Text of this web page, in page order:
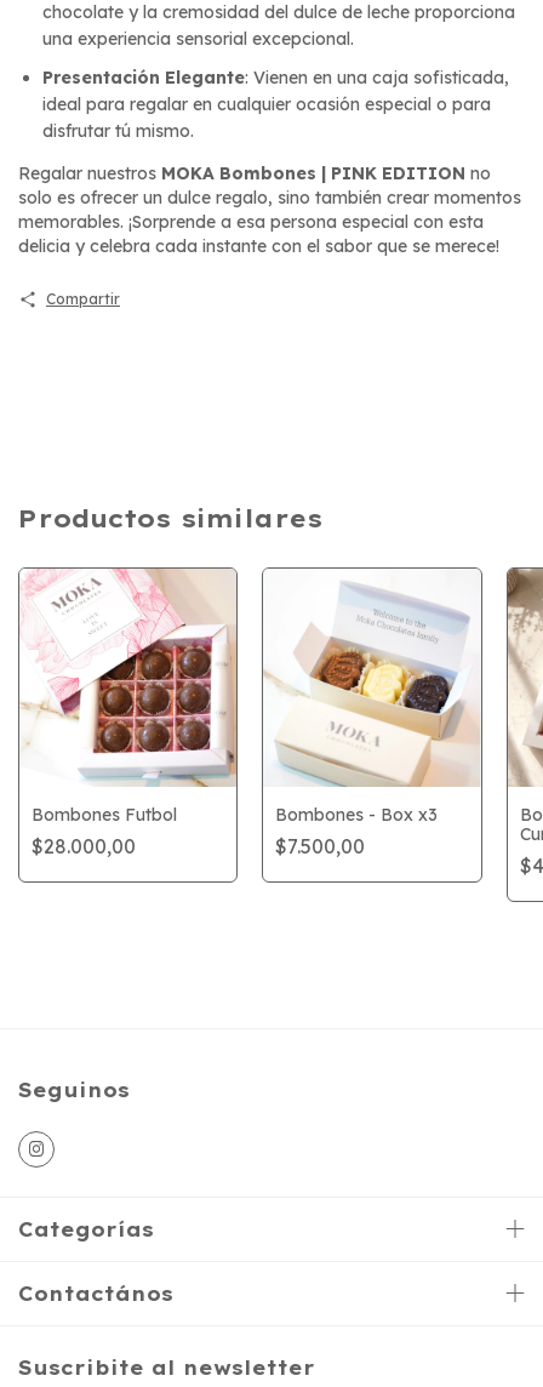
chocolate y la cremosidad del dulce de leche proporciona
una experiencia sensorial excepcional.
Presentación Elegante: Vienen en una caja sofisticada,
ideal para regalar en cualquier ocasión especial o para
disfrutar tú mismo.
Regalar nuestros MOKA Bombones | PINK EDITION no
solo es ofrecer un dulce regalo, sino también crear momentos
memorables. ¡Sorprende a esa persona especial con esta
delicia y celebra cada instante con el sabor que se merece!
Compartir
Productos similares
Bombones Futbol
$28.000,00
Bombones - Box x3
$7.500,00
Seguinos
Categorías
Contactános
Suscribite al newsletter